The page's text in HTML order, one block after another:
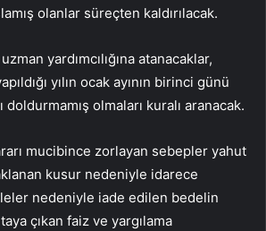
olanlar süreçten kaldırılacak.
yardımcılığına atanacaklar,
yılın ocak ayının birinci günü
doldurmamış olmaları kuralı aranacak.
mucibince zorlayan sebepler yahut
kusur nedeniyle idarece
nedeniyle iade edilen bedelin
çıkan faiz ve yargılama